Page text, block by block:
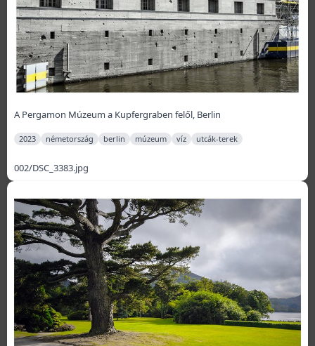
A Pergamon Múzeum a Kupfergraben felől, Berlin
2023 németország berlin múzeum víz utcák-terek
002/DSC_3383.jpg